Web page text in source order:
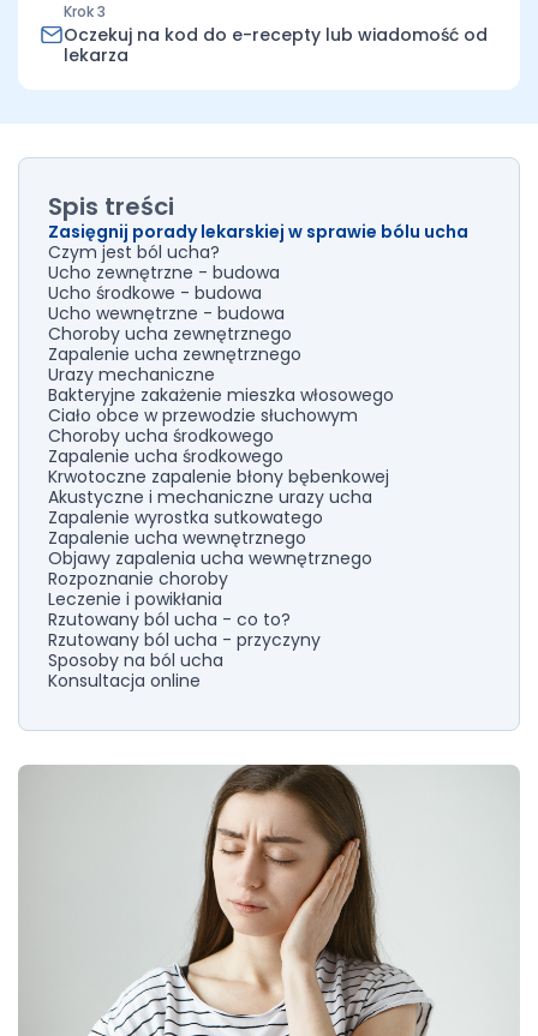
Krok 3
Oczekuj na kod do e-recepty lub wiadomość od
lekarza
Spis treści
Zasięgnij porady lekarskiej w sprawie bólu ucha
Czym jest ból ucha?
Ucho zewnętrzne - budowa
Ucho środkowe - budowa
Ucho wewnętrzne - budowa
Choroby ucha zewnętrznego
Zapalenie ucha zewnętrznego
Urazy mechaniczne
Bakteryjne zakażenie mieszka włosowego
Ciało obce w przewodzie słuchowym
Choroby ucha środkowego
Zapalenie ucha środkowego
Krwotoczne zapalenie błony bębenkowej
Akustyczne i mechaniczne urazy ucha
Zapalenie wyrostka sutkowatego
Zapalenie ucha wewnętrznego
Objawy zapalenia ucha wewnętrznego
Rozpoznanie choroby
Leczenie i powikłania
Rzutowany ból ucha - co to?
Rzutowany ból ucha - przyczyny
Sposoby na ból ucha
Konsultacja online